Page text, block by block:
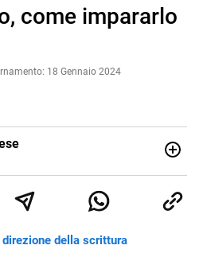
come impararlo
18 Gennaio 2024
oggi fa inevitabilmente parte della
sulle pagine de Il cuoio sul
altre cose, ma di quelle di
della scrittura